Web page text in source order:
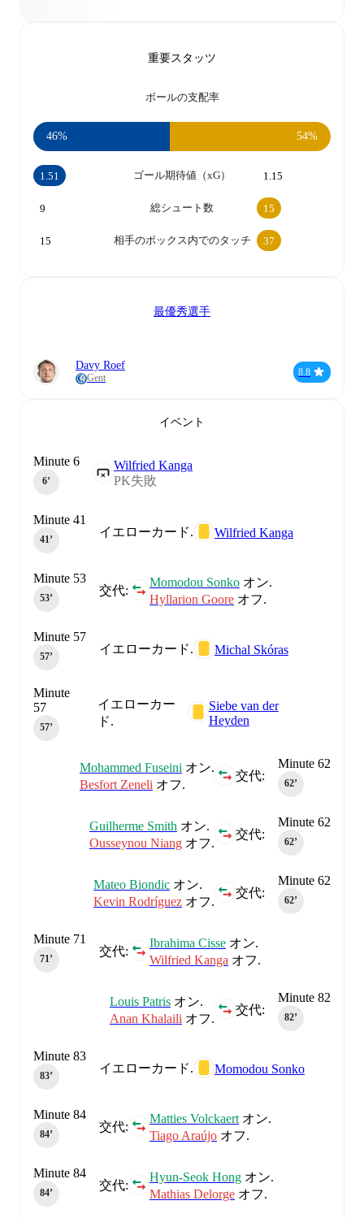
重要スタッツ
ボールの支配率
46% 54%
ゴール期待値（xG）
1.51 1.15
総シュート数
9 15
相手のボックス内でのタッチ
15 37
最優秀選手
Davy Roef
Gent
8.8
イベント
Wilfried Kanga
PK失敗
Minute 6
6‎’‎
イエローカード. Wilfried Kanga
Minute 41
41‎’‎
交代:
Momodou Sonko オン.
Hyllarion Goore オフ.
Minute 53
53‎’‎
イエローカード. Michal Skóras
Minute 57
57‎’‎
イエローカー
ド.
Siebe van der
Heyden
Minute
57
57‎’‎
Minute 62
62‎’‎
交代:
Mohammed Fuseini オン.
Besfort Zeneli オフ.
Minute 62
62‎’‎
交代:
Guilherme Smith オン.
Ousseynou Niang オフ.
Minute 62
62‎’‎
交代:
Mateo Biondic オン.
Kevin Rodríguez オフ.
交代:
Ibrahima Cisse オン.
Wilfried Kanga オフ.
Minute 71
71‎’‎
Minute 82
82‎’‎
交代:
Louis Patris オン.
Anan Khalaili オフ.
イエローカード. Momodou Sonko
Minute 83
83‎’‎
交代:
Matties Volckaert オン.
Tiago Araújo オフ.
Minute 84
84‎’‎
交代:
Hyun-Seok Hong オン.
Mathias Delorge オフ.
Minute 84
84‎’‎